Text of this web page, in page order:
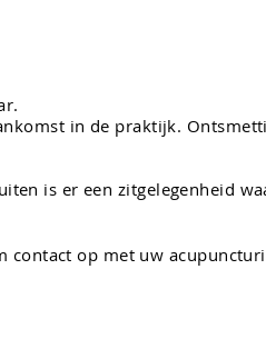
in de praktijk.
is er een zitgelegenheid
contact op met uw